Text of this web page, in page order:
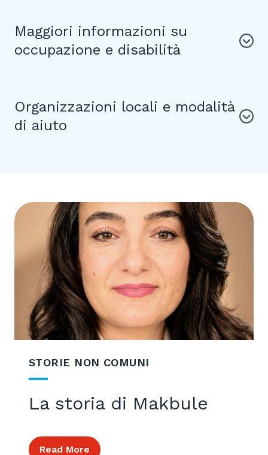
Maggiori informazioni su
occupazione e disabilità
Organizzazioni locali e modalità
di aiuto
STORIE NON COMUNI
La storia di Makbule
Read More